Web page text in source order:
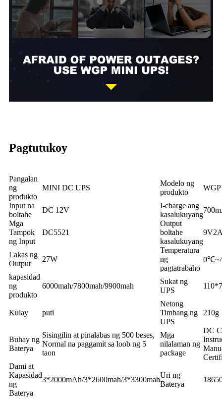
Pagtutukoy
Pangalan
ng
produkto
MINI DC UPS
Modelo ng
produkto
Input na
boltahe
DC 12V
I-charge ang
kasalukuyang
Mga
Tampok
ng Input
DC5521
Output
boltahe
kasalukuyang
Lakas ng
Output
27W
Temperatura
ng
pagtatrabaho
kapasidad
ng
produkto
6000mah/7800mah/9900mah
Sukat ng
UPS
Kulay puti
Netong
Timbang ng
UPS
210g
Buhay ng
Baterya
Sisingilin at pinalabas ng 500 beses,
Normal na paggamit sa loob ng 5
taon
Mga
nilalaman ng
package
DC
Dami at
Kapasidad
ng
Baterya
3*2000mAh/3*2600mah/3*3300mah
Uri ng
Baterya